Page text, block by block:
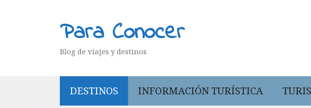
Para Conocer
Blog de viajes y destinos
DESTINOS INFORMACIÓN TURÍSTICA